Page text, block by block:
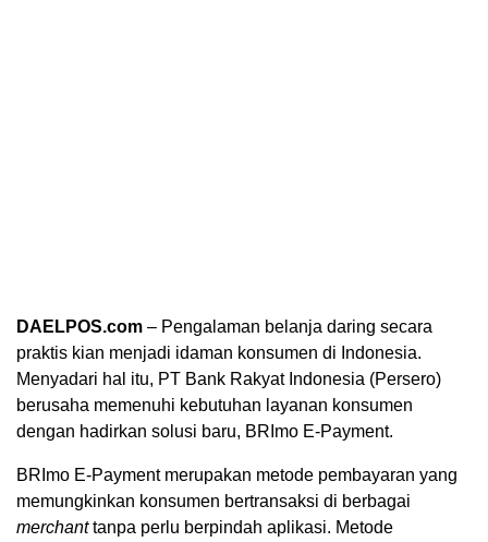
DAELPOS.com – Pengalaman belanja daring secara
praktis kian menjadi idaman konsumen di Indonesia.
Menyadari hal itu, PT Bank Rakyat Indonesia (Persero)
berusaha memenuhi kebutuhan layanan konsumen
dengan hadirkan solusi baru, BRImo E-Payment.
BRImo E-Payment merupakan metode pembayaran yang
memungkinkan konsumen bertransaksi di berbagai
merchanttanpa perlu berpindah aplikasi. Metode